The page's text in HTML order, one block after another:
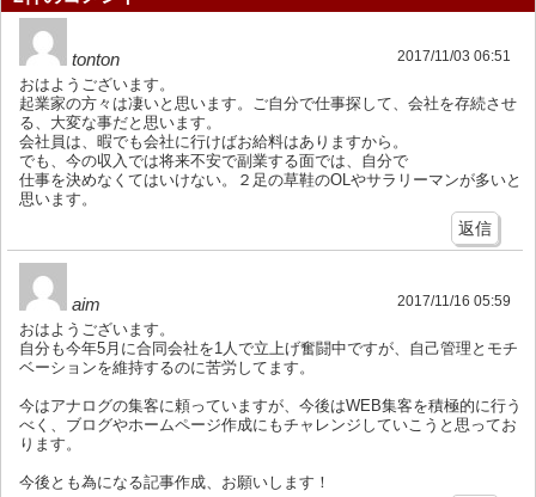
tonton 2017/11/03 06:51
おはようございます。
起業家の方々は凄いと思います。ご自分で仕事探して、会社を存続させ
る、大変な事だと思います。
会社員は、暇でも会社に行けばお給料はありますから。
でも、今の収入では将来不安で副業する面では、自分で
仕事を決めなくてはいけない。２足の草鞋のOLやサラリーマンが多いと
思います。
返信
aim 2017/11/16 05:59
おはようございます。
自分も今年5月に合同会社を1人で立上げ奮闘中ですが、自己管理とモチ
ベーションを維持するのに苦労してます。
今はアナログの集客に頼っていますが、今後はWEB集客を積極的に行う
べく、ブログやホームページ作成にもチャレンジしていこうと思ってお
ります。
今後とも為になる記事作成、お願いします！